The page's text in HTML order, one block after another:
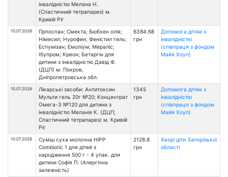
інвалідністю Мелана Н.
(Спастичний тетрапарез) м.
Кривій Ріг
10.07.2026
Прпоспан; Смекта; Бюбхен олія;
Німесил; Нурофен; Феністил гель;
Еспумізан; Емоліум; Мераліс;
Ібупром; Креон; Бетаргін для
дитини з інвалідністю Давід Ф.
(ДЦП) м. Покров,
Дніпропетровська обл.
6384.68
грн
Допомога дітям з
інвалідністю
(співпраця з фондом
Майя Хоуп)
10.07.2026
Лікарські засоби: Антитоксин
Мульти гель 20г №20; Концентрат
Омега-3 №120 для дитини з
інвалідністю Меланія К. (ДЦП;
Спастичний тетрапарез) м. Кривій
Ріг
1345
грн
Допомога дітям з
інвалідністю
(співпраця з фондом
Майя Хоуп)
10.07.2026
Суміш суха молочна HiPP
Combiotic 1 для дітей з
народження 500 г - 4 упак. для
дитини Софія П. (Алергічна
залежність)
2128.8
грн
Хворі діти Запорізької
області